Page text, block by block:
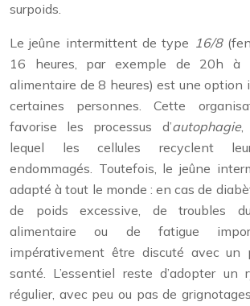
surpoids.
Le jeûne intermittent de type 16/8
16 heures, par exemple de 20h à
alimentaire de 8 heures) est une option
certaines personnes. Cette
favorise les processus d’autophagie,
lequel les cellules recyclent
endommagés. Toutefois, le jeûne
adapté à tout le monde : en cas de
de poids excessive, de troubles
alimentaire ou de fatigue
impérativement être discuté avec un
santé. L’essentiel reste d’adopter un
régulier, avec peu ou pas de